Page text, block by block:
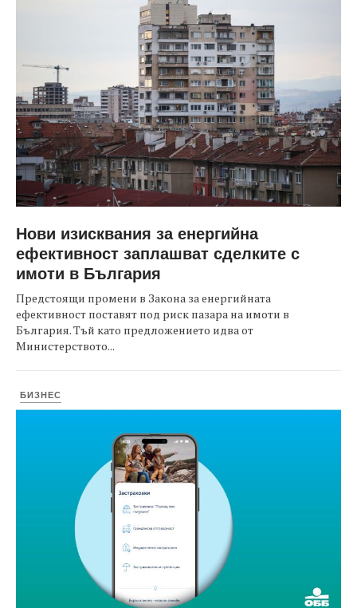
Нови изисквания за енергийна
ефективност заплашват сделките с
имоти в България
Предстоящи промени в Закона за енергийната
ефективност поставят под риск пазара на имоти в
България. Тъй като предложението идва от
Министерството...
БИЗНЕС